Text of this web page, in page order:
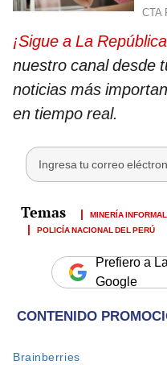
¡Sigue a La
nuestro canal desde
noticias más
en tiempo real.
MINERÍA INFORMAL
POLICÍA NACIONAL DEL PERÚ
Prefiero a
Google